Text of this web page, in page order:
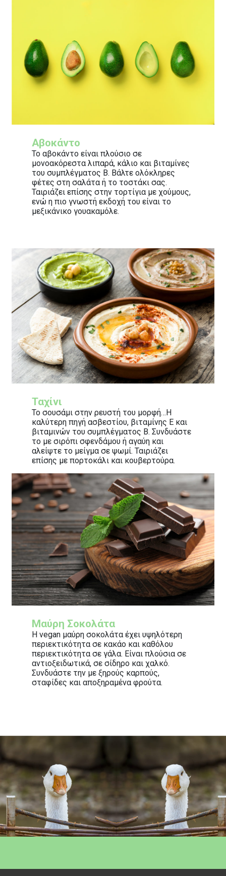
Αβοκάντο
Το αβοκάντο είναι πλούσιο σε
μονοακόρεστα λιπαρά, κάλιο και βιταμίνες
του συμπλέγματος Β. Βάλτε ολόκληρες
φέτες στη σαλάτα ή το τοστάκι σας.
Ταιριάζει επίσης στην τορτίγια με χούμους,
ενώ η πιο γνωστή εκδοχή του είναι το
μεξικάνικο γουακαμόλε.
Ταχίνι
Το σουσάμι στην ρευστή του μορφή…Η
καλύτερη πηγή ασβεστίου, βιταμίνης Ε και
βιταμινών του συμπλέγματος Β. Συνδυάστε
το με σιρόπι σφενδάμου ή αγαύη και
αλείψτε το μείγμα σε ψωμί. Ταιριάζει
επίσης με πορτοκάλι και κουβερτούρα.
Μαύρη Σοκολάτα
Η vegan μαύρη σοκολάτα έχει υψηλότερη
περιεκτικότητα σε κακάο και καθόλου
περιεκτικότητα σε γάλα. Είναι πλούσια σε
αντιοξειδωτικά, σε σίδηρο και χαλκό.
Συνδυάστε την με ξηρούς καρπούς,
σταφίδες και αποξηραμένα φρούτα.